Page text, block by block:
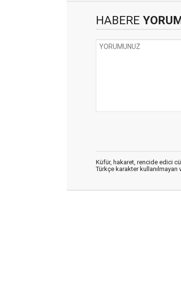
HABERE
Küfür, hakaret, rencide edici
Türkçe karakter kullanılmayan